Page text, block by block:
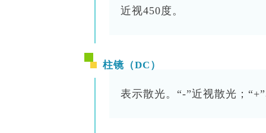
近视450度。
柱镜（DC）
表示散光。“-”近视散光；